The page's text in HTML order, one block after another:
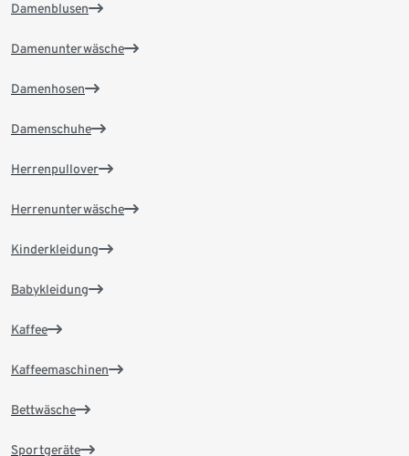
Damenblusen
Damenunterwäsche
Damenhosen
Damenschuhe
Herrenpullover
Herrenunterwäsche
Kinderkleidung
Babykleidung
Kaffee
Kaffeemaschinen
Bettwäsche
Sportgeräte